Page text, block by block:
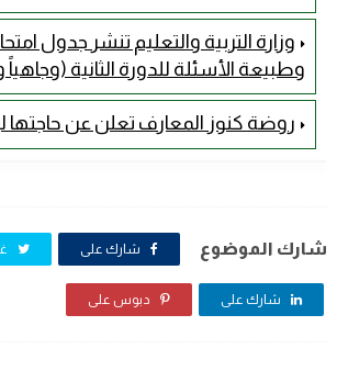
وزارة التربية والتعليم تنشر جدول
وطبيعة الأسئلة للدورة الثانية (وجاهياً
روضة كنوز المعارف تعلن عن حاجتها
شارك الموضوع شارك على
شارك على دبوس على